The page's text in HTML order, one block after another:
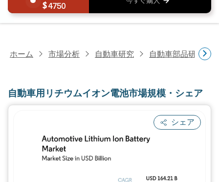
4750
ホーム 市場分析 自動車研究 自動車部品研究
自動車用リチウムイオン電池市場規模・シェア
シェア